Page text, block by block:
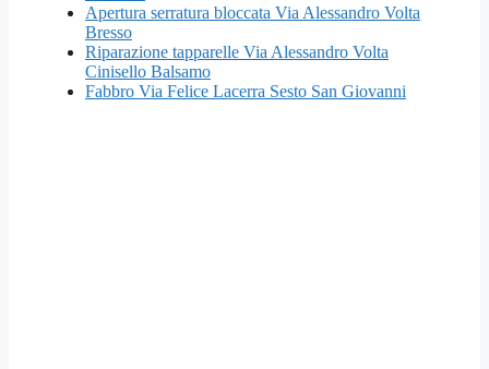
Apertura serratura bloccata Via Alessandro Volta
Bresso
Riparazione tapparelle Via Alessandro Volta
Cinisello Balsamo
Fabbro Via Felice Lacerra Sesto San Giovanni